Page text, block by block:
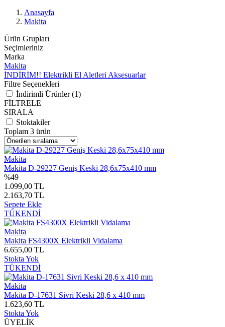
Anasayfa
Makita
Ürün Grupları
Seçimleriniz
Marka
Makita
İNDİRİM!! Elektrikli El Aletleri Aksesuarlar
Filtre Seçenekleri
İndirimli Ürünler (1)
FİLTRELE
SIRALA
Stoktakiler
Toplam 3 ürün
Makita
Makita D-29227 Geniş Keski 28,6x75x410 mm
%49
1.099,00 TL
2.163,70 TL
Sepete Ekle
TÜKENDİ
Makita
Makita FS4300X Elektrikli Vidalama
6.655,00 TL
Stokta Yok
TÜKENDİ
Makita
Makita D-17631 Sivri Keski 28,6 x 410 mm
1.623,60 TL
Stokta Yok
ÜYELİK